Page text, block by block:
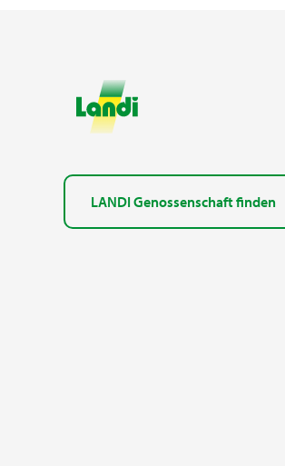
LANDI Genossenschaft finden